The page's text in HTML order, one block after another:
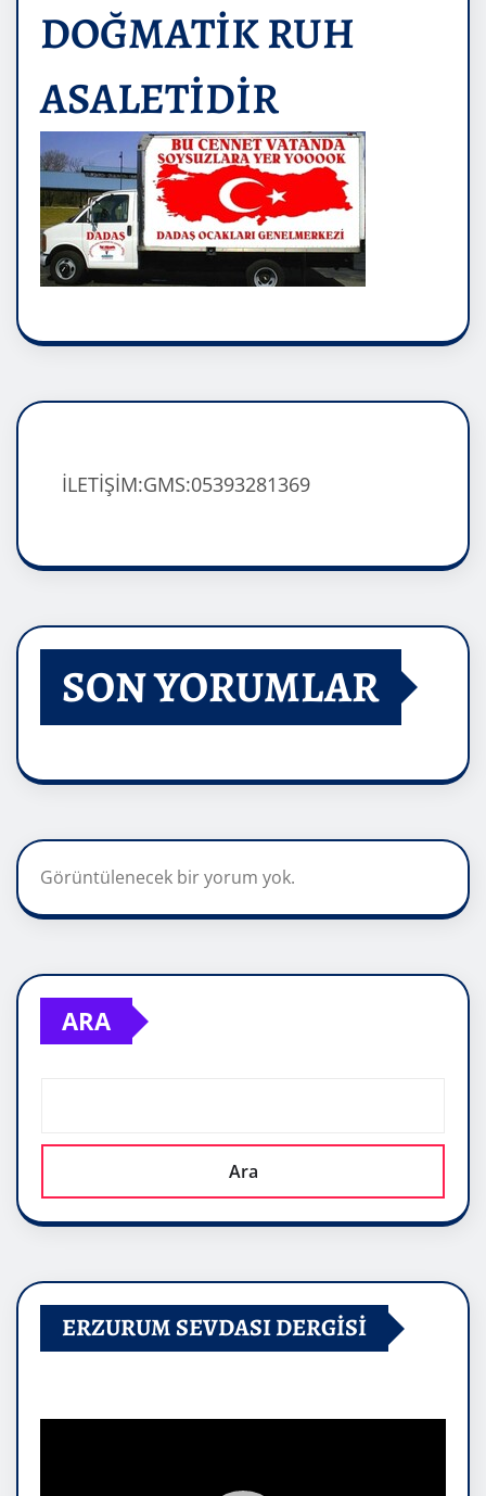
DOĞMATİK RUH
ASALETİDİR
İLETİŞİM:GMS:05393281369
SON YORUMLAR
Görüntülenecek bir yorum yok.
ARA
Ara
ERZURUM SEVDASI DERGİSİ